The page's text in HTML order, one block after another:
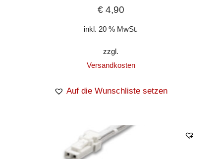
€4,90
inkl. 20 % MwSt.
zzgl.
Versandkosten
Auf die Wunschliste setzen